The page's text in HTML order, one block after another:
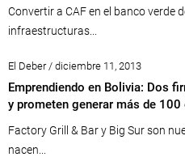
Convertir a CAF en el banco verde
infraestructuras...
El Deber / diciembre 11, 2013
Emprendiendo en Bolivia: Dos
y prometen generar más de
Factory Grill & Bar y Big Sur son
nacen...